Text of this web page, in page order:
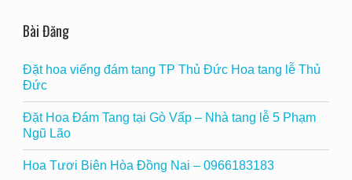
Bài Đăng
Đặt hoa viếng đám tang TP Thủ Đức Hoa tang lễ Thủ
Đức
Đặt Hoa Đám Tang tại Gò Vấp – Nhà tang lễ 5 Phạm
Ngũ Lão
Hoa Tươi Biên Hòa Đồng Nai – 0966183183